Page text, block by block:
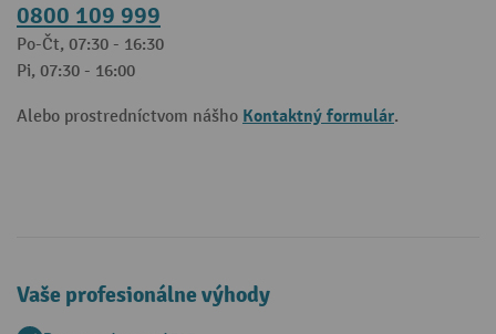
0800 109 999
Po-Čt, 07:30 - 16:30
Pi, 07:30 - 16:00
Alebo prostredníctvom nášho Kontaktný formulár.
Vaše profesionálne výhody